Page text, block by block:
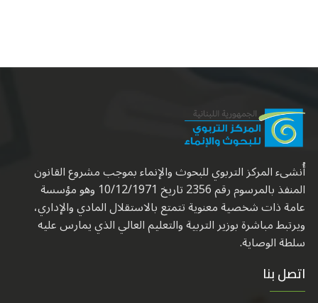
أُنشىء المركز التربوي للبحوث والإنماء بموجب مشروع القانون
المنفذ بالمرسوم رقم 2356 تاريخ 10/12/1971 وهو مؤسسة
عامة ذات شخصية معنوية تتمتع بالاستقلال المادي والإداري،
ويرتبط مباشرة بوزير التربية والتعليم العالي الذي يمارس عليه
سلطة الوصاية.
اتصل بنا